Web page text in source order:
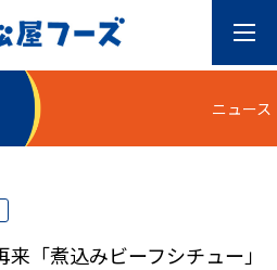
ニュース
「煮込みビーフシチュー」